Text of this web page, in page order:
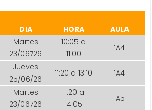
DIA HORA
AULA
Martes
23/06726
10:05 a
11:00
1A4
Jueves
25/06/26
11:20 a 13:10 1A4
Martes
23/06726
11:20 a
14:05
1A5